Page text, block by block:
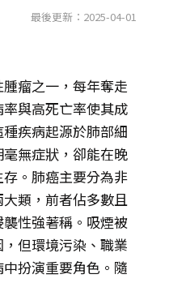
最後更新：2025-04-01
瘤之一，每年奪走
與高死亡率使其成
疾病起源於肺部細
無症狀，卻能在晚
。肺癌主要分為非
類，前者佔多數且
性強著稱。吸煙被
但環境污染、職業
扮演重要角色。隨